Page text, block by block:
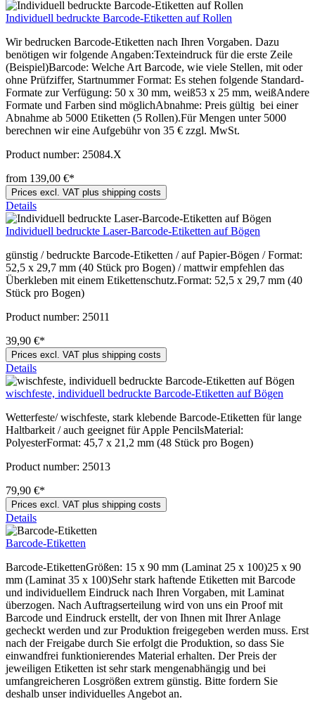
Individuell bedruckte Barcode-Etiketten auf Rollen
Wir bedrucken Barcode-Etiketten nach Ihren Vorgaben. Dazu
benötigen wir folgende Angaben:Texteindruck für die erste Zeile
(Beispiel)Barcode: Welche Art Barcode, wie viele Stellen, mit oder
ohne Prüfziffer, Startnummer Format: Es stehen folgende Standard-
Formate zur Verfügung: 50 x 30 mm, weiß53 x 25 mm, weißAndere
Formate und Farben sind möglichAbnahme: Preis gültig bei einer
Abnahme ab 5000 Etiketten (5 Rollen).Für Mengen unter 5000
berechnen wir eine Aufgebühr von 35 € zzgl. MwSt.
Product number: 25084.X
from 139,00 €*
Prices excl. VAT plus shipping costs
Details
Individuell bedruckte Laser-Barcode-Etiketten auf Bögen
günstig / bedruckte Barcode-Etiketten / auf Papier-Bögen / Format:
52,5 x 29,7 mm (40 Stück pro Bogen) / mattwir empfehlen das
Überkleben mit einem Etikettenschutz.Format: 52,5 x 29,7 mm (40
Stück pro Bogen)
Product number: 25011
39,90 €*
Prices excl. VAT plus shipping costs
Details
wischfeste, individuell bedruckte Barcode-Etiketten auf Bögen
Wetterfeste/ wischfeste, stark klebende Barcode-Etiketten für lange
Haltbarkeit / auch geeignet für Apple PencilsMaterial:
PolyesterFormat: 45,7 x 21,2 mm (48 Stück pro Bogen)
Product number: 25013
79,90 €*
Prices excl. VAT plus shipping costs
Details
Barcode-Etiketten
Barcode-EtikettenGrößen: 15 x 90 mm (Laminat 25 x 100)25 x 90
mm (Laminat 35 x 100)Sehr stark haftende Etiketten mit Barcode
und individuellem Eindruck nach Ihren Vorgaben, mit Laminat
überzogen. Nach Auftragserteilung wird von uns ein Proof mit
Barcode und Eindruck erstellt, der von Ihnen mit Ihrer Anlage
gecheckt werden und zur Produktion freigegeben werden muss. Erst
nach der Freigabe durch Sie erfolgt die Produktion, so dass Sie
einwandfrei funktionierendes Material erhalten. Der Preis der
jeweiligen Etiketten ist sehr stark mengenabhängig und bei
umfangreicheren Losgrößen extrem günstig. Bitte fordern Sie
deshalb unser individuelles Angebot an.